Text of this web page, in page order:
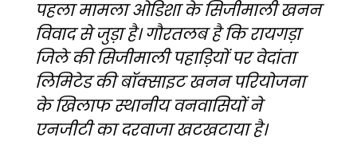
पहला मामला ओडिशा के सिजीमाली खनन
विवाद से जुड़ा है। गौरतलब है कि रायगड़ा
जिले की सिजीमाली पहाड़ियों पर वेदांता
लिमिटेड की बॉक्साइट खनन परियोजना
के खिलाफ स्थानीय वनवासियों ने
एनजीटी का दरवाजा खटखटाया है।